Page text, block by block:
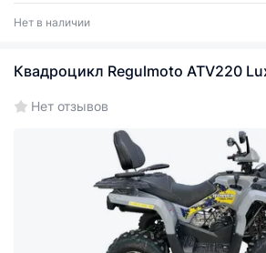
Нет в наличии
Квадроцикл Regulmoto ATV220
Нет отзывов